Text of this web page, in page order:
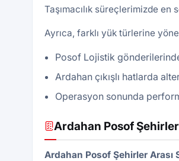
Taşımacılık süreçlerimizde
Ayrıca, farklı yük türlerine
Posof Lojistik
Ardahan çıkışlı hatlarda
Operasyon sonunda
Ardahan Posof
Ardahan Posof Şehirler Arası